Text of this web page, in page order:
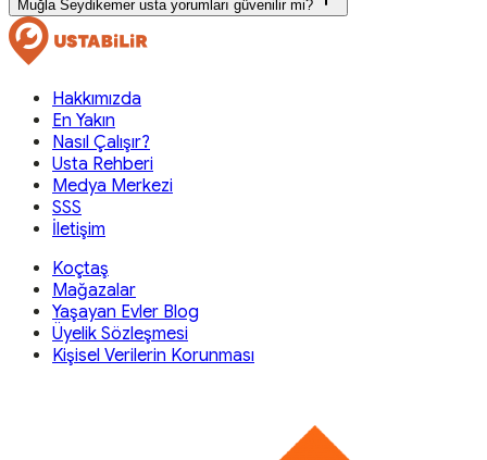
Muğla Seydikemer usta yorumları güvenilir mi?
Hakkımızda
En Yakın
Nasıl Çalışır?
Usta Rehberi
Medya Merkezi
SSS
İletişim
Koçtaş
Mağazalar
Yaşayan Evler Blog
Üyelik Sözleşmesi
Kişisel Verilerin Korunması